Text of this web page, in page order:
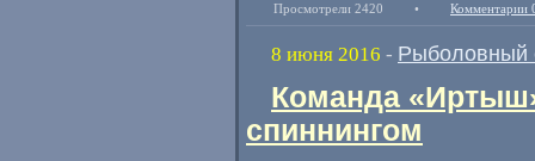
Просмотрели 2420 • Комментарии
8 июня 2016 - Рыболовный
Команда
спиннингом